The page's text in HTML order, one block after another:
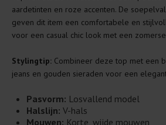
Je wilt natuurlijk lang plezier hebben
Daarom geven wij een aantal
Lees altijd eerst even het was-
Was kleding binnenste buiten. Dat
buitenkant.
genoeg.
Was zo koud mogelijk. Op 20 of 30
aardetinten en roze accenten. De
geven dit item een comfortabele en
voor een casual chic look met een
Stylingtip: Combineer deze top met een
jeans en gouden sieraden voor een
Pasvorm: Losvallend model
Halslijn: V-hals
Mouwen: Korte, wijde mouwen